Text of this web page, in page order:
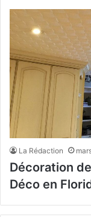
La Rédaction
Décoration
Déco en